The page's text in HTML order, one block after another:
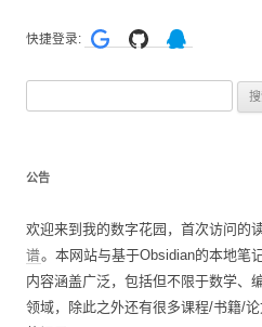
导
航
快捷登录:
公告
欢迎来到我的数字花园，首次访问的
谱。本网站与基于Obsidian的本地笔
内容涵盖广泛，包括但不限于数学、
领域，除此之外还有很多课程/书籍/